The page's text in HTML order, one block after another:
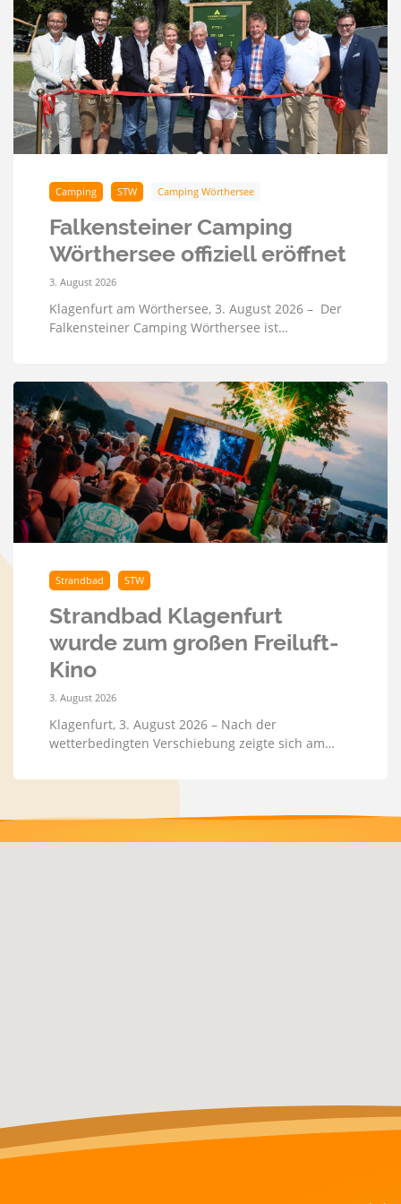
Camping STW Camping Wörthersee
Falkensteiner Camping
Wörthersee offiziell eröffnet
3. August 2026
Klagenfurt am Wörthersee, 3. August 2026 – Der
Falkensteiner Camping Wörthersee ist…
Strandbad STW
Strandbad Klagenfurt
wurde zum großen Freiluft-
Kino
3. August 2026
Klagenfurt, 3. August 2026 – Nach der
wetterbedingten Verschiebung zeigte sich am…